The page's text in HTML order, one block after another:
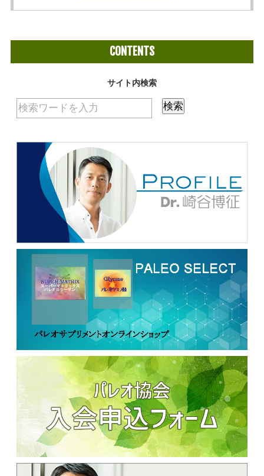
CONTENTS
サイト内検索